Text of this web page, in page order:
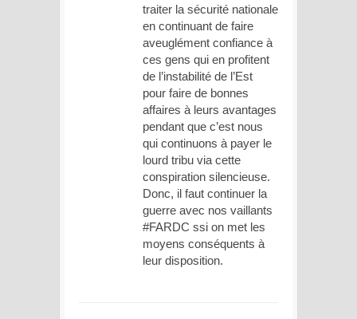
traiter la sécurité nationale
en continuant de faire
aveuglément confiance à
ces gens qui en profitent
de l’instabilité de l’Est
pour faire de bonnes
affaires à leurs avantages
pendant que c’est nous
qui continuons à payer le
lourd tribu via cette
conspiration silencieuse.
Donc, il faut continuer la
guerre avec nos vaillants
#FARDC ssi on met les
moyens conséquents à
leur disposition.